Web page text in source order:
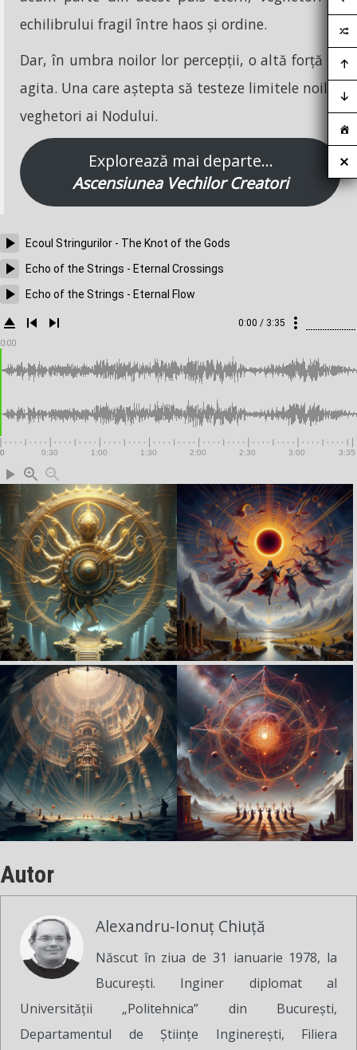
echilibrului fragil între haos și ordine.
Dar, în umbra noilor lor percepții, o altă forță se
agita. Una care aștepta să testeze limitele noilor
veghetori ai Nodului.
Explorează mai departe…
Ascensiunea Vechilor Creatori
Ecoul Stringurilor - The Knot of the Gods
Echo of the Strings - Eternal Crossings
Echo of the Strings - Eternal Flow
0:00 / 3:35
0:00
Autor
Alexandru-Ionuț Chiuță
Născut în ziua de 31 ianuarie 1978, la
București. Inginer diplomat al
Universității „Politehnica” din București,
Departamentul de Științe Inginerești, Filiera